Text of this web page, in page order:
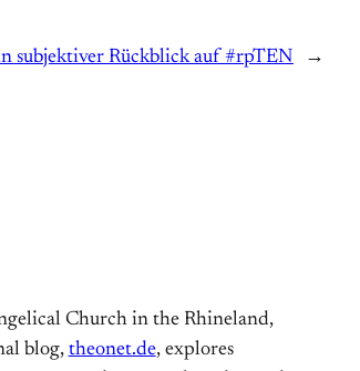
subjektiver Rückblick auf #rpTEN →
Church in the Rhineland,
blog, theonet.de, explores